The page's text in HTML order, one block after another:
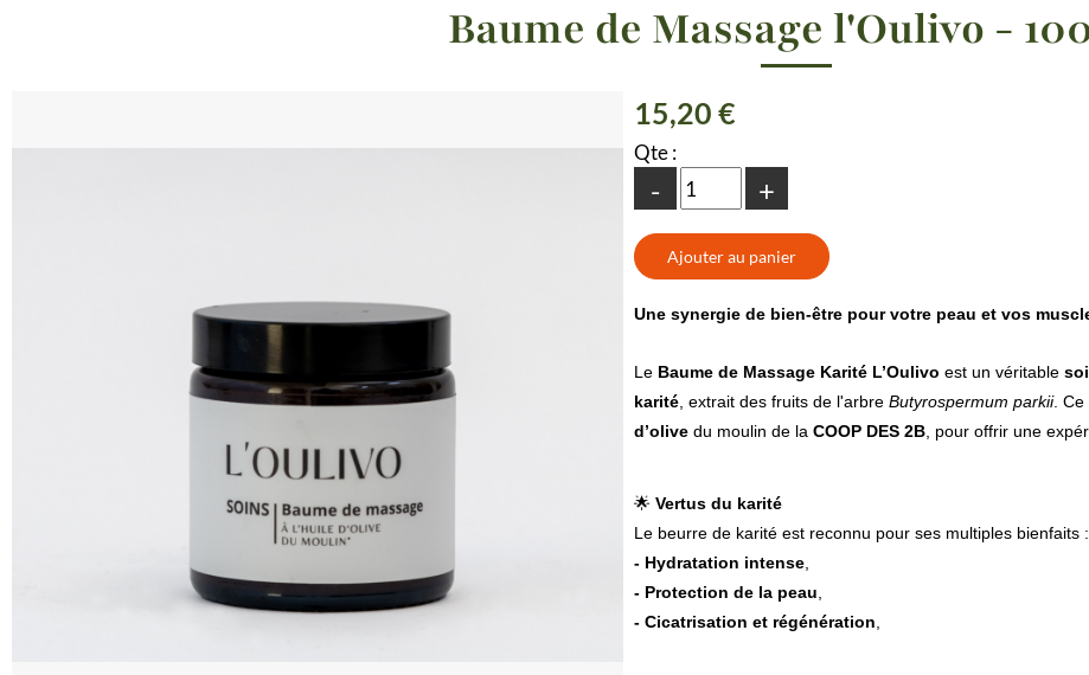
Baume de Massage l'Oulivo -
15,20 €
Qte :
- +
Une synergie de bien-être pour votre peau et vos
Le Baume de Massage Karité L’Oulivo est un véritable
karité, extrait des fruits de l'arbre Butyrospermum parkii. Ce
d’olivedu moulin de la COOP DES 2B, pour offrir une
🌟 Vertus du karité
Le beurre de karité est reconnu pour ses multiples bienfaits :
- Hydratation intense,
- Protection de la peau,
- Cicatrisation et régénération,